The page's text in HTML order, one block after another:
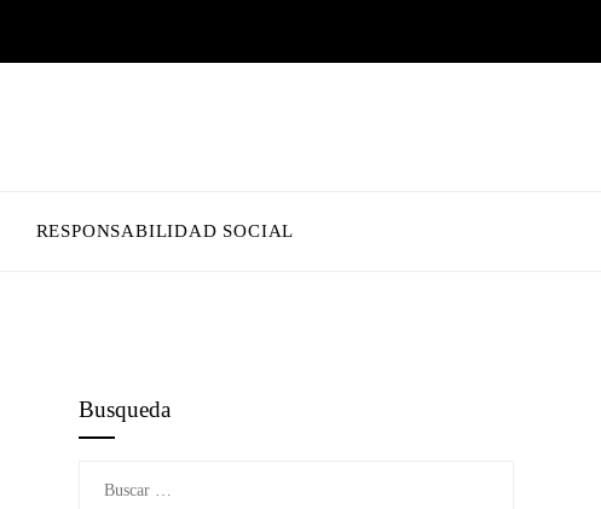
RESPONSABILIDAD SOCIAL
Busqueda